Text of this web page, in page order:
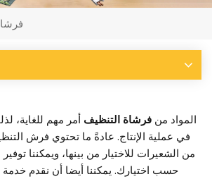
المواد من فرشاة التنظيف أمر مهم للغاية،
في عملية الإنتاج. عادةً ما تحتوي فرش
من الشعيرات للاختيار من بينها، ويمكننا
حسب اختيارك. يمكننا أيضا أن نقدم خدمة